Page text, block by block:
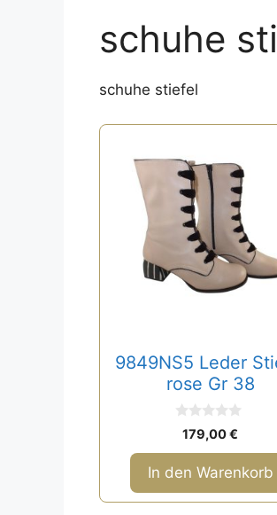
schuhe
schuhe stiefel
9849NS5 Leder
rose Gr 38
0
o
n
5
179,00€
In den Warenkorb